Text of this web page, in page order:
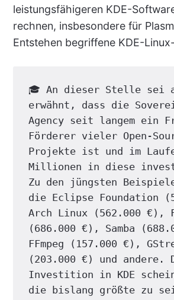
leistungsfähigeren KDE-
rechnen, insbesondere für
Entstehen begriffene KDE-
🎓 An dieser Stelle sei
erwähnt, dass die
Agency seit langem ein
Förderer vieler Open-
Projekte ist und im
Millionen in diese
Zu den jüngsten
die Eclipse Foundation
Arch Linux (562.000 €),
(686.000 €), Samba
FFmpeg (157.000 €),
(203.000 €) und andere.
Investition in KDE
die bislang größte zu